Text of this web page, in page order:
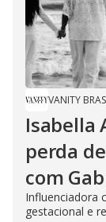
VANITY
Isabella
perda
com
Influenciadora
gestacional e